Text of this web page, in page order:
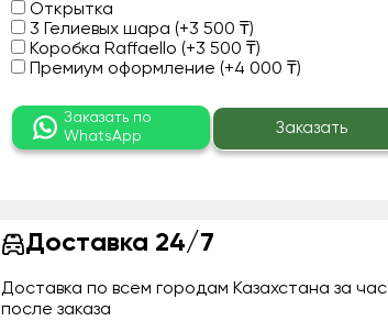
Открытка
3 Гелиевых шара (+3 500 ₸)
Коробка Raffaello (+3 500 ₸)
Премиум оформление (+4 000 ₸)
Заказать по
WhatsApp
Заказать
Доставка 24/7
Доставка по всем городам Казахстана за час
после заказа